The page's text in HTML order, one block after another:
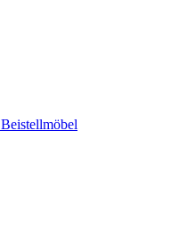
Beistellmöbel